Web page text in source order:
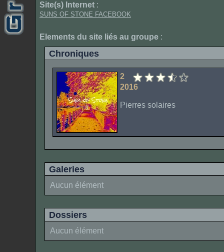
Site(s) Internet :
SUNS OF STONE FACEBOOK
Elements du site liés au groupe :
Chroniques
2
2016
Pierres solaires
Galeries
Aucun élément
Dossiers
Aucun élément